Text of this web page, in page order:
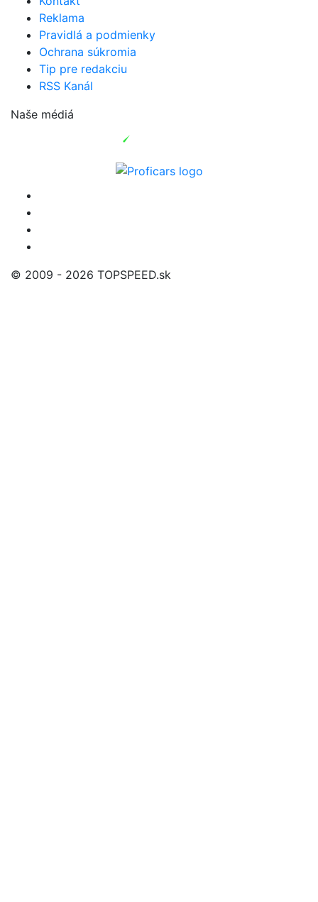
Reklama
Pravidlá a podmienky
Ochrana súkromia
Tip pre redakciu
RSS Kanál
Naše médiá
© 2009 - 2026 TOPSPEED.sk